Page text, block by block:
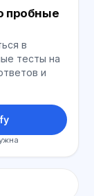
пробные
в
тесты на
и